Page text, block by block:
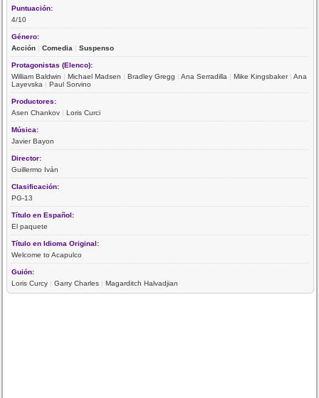
Puntuación:
4/10
Género:
Acción |Comedia |Suspenso
Protagonistas (Elenco):
William Baldwin |Michael Madsen |Bradley Gregg |Ana Serradilla |Mike Kingsbaker|Ana
Layevska |Paul Sorvino
Productores:
Asen Chankov |Loris Curci
Música:
Javier Bayon
Director:
Guillermo Iván
Clasificación:
PG-13
Título en Español:
El paquete
Título en Idioma Original:
Welcome to Acapulco
Guión:
Loris Curcy |Garry Charles |Magarditch Halvadjian